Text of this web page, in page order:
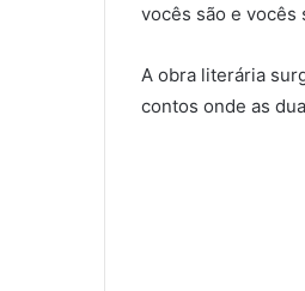
vocês são e vocês
A obra literária
contos onde as